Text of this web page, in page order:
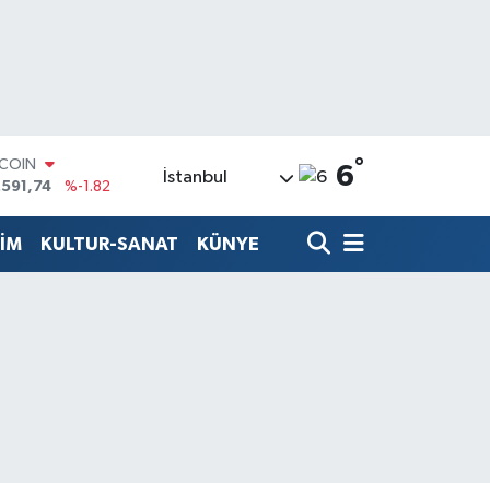
%0.02
%0.18
İstanbul 6°
KULTUR-SANAT KÜNYE